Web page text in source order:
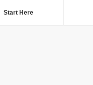
Start Here